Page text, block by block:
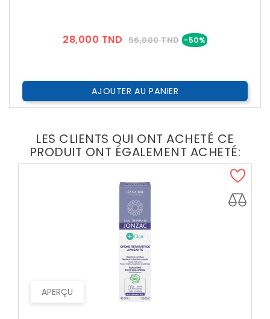
28,000 TND Prix
56,000 TND -50%Prix
AJOUTER AU PANIER
LES CLIENTS QUI ONT ACHETÉ CE
PRODUIT ONT ÉGALEMENT ACHETÉ:
APERÇU